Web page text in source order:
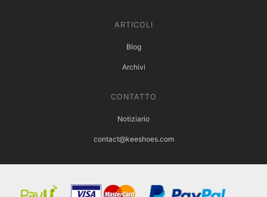
ARTICOLI
Blog
Archivi
CONTATTO
Notiziario
contact@keeshoes.com